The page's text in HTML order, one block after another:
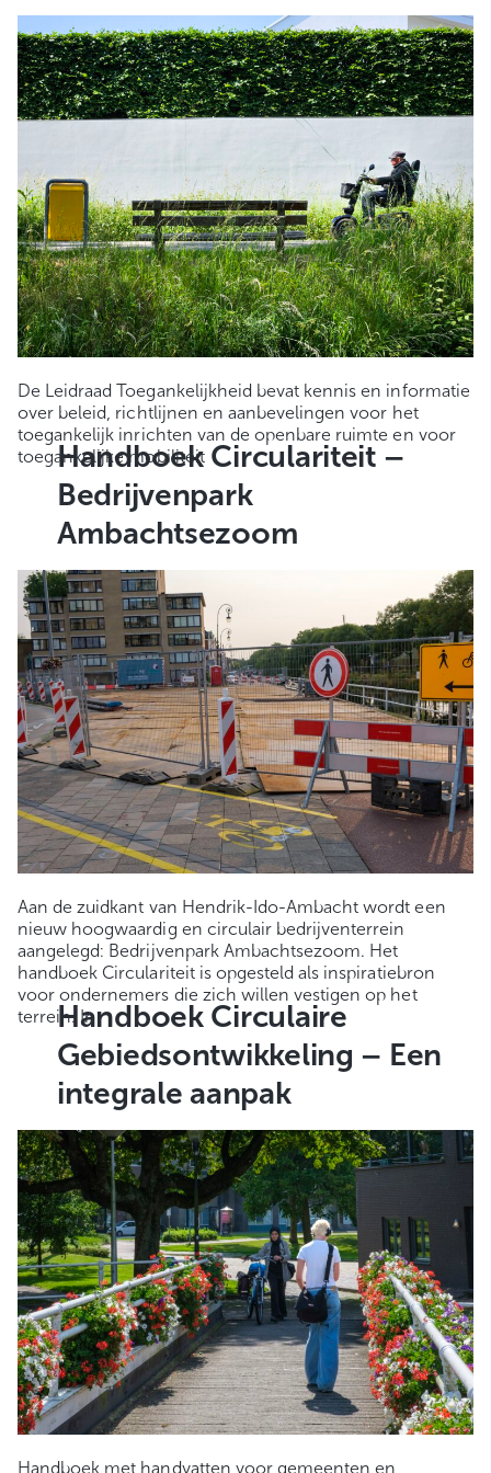
De Leidraad Toegankelijkheid bevat kennis en informatie
over beleid, richtlijnen en aanbevelingen voor het
toegankelijk inrichten van de openbare ruimte en voor
toegankelijke mobiliteit
Handboek Circulariteit –
Bedrijvenpark
Ambachtsezoom
Aan de zuidkant van Hendrik-Ido-Ambacht wordt een
nieuw hoogwaardig en circulair bedrijventerrein
aangelegd: Bedrijvenpark Ambachtsezoom. Het
handboek Circulariteit is opgesteld als inspiratiebron
voor ondernemers die zich willen vestigen op het
terrein. InHandboek Circulaire
Gebiedsontwikkeling – Een
integrale aanpak
Handboek met handvatten voor gemeenten en